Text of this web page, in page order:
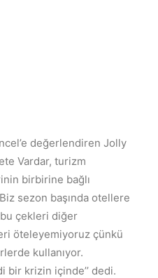
değerlendiren Jolly
Vardar, turizm
birbirine bağlı
sezon başında otellere
çekleri diğer
öteleyemiyoruz çünkü
kullanıyor.
bir krizin içinde’’ dedi.